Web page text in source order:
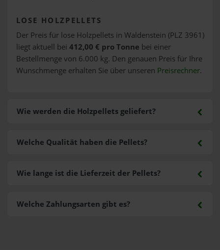
LOSE HOLZPELLETS
Der Preis für lose Holzpellets in Waldenstein (PLZ 3961)
liegt aktuell bei 412,00 € pro Tonne bei einer
Bestellmenge von 6.000 kg. Den genauen Preis für Ihre
Wunschmenge erhalten Sie über unseren Preisrechner.
Wie werden die Holzpellets geliefert?
Welche Zahlungsarten gibt es?
Welche Qualität haben die Pellets?
Wie lange ist die Lieferzeit der Pellets?